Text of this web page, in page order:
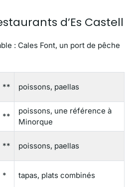
d’Es Castell
: Cales Font, un port de pêche
** poissons, paellas
**
poissons, une référence à
Minorque
** poissons, paellas
* tapas, plats combinés